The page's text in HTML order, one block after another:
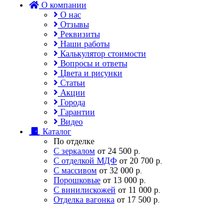
О компании
О нас
Отзывы
Реквизиты
Наши работы
Калькулятор стоимости
Вопросы и ответы
Цвета и рисунки
Статьи
Акции
Города
Гарантии
Видео
Каталог
По отделке
С зеркалом от 24 500 р.
С отделкой МДФ от 20 700 р.
С массивом от 32 000 р.
Порошковые от 13 000 р.
С винилискожей от 11 000 р.
Отделка вагонка от 17 500 р.